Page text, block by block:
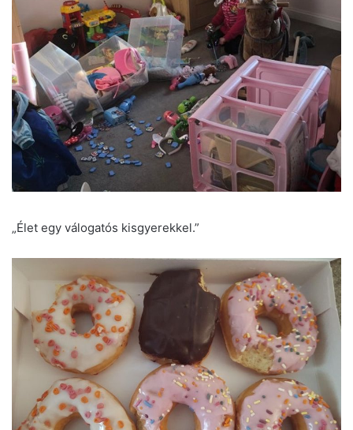
„Élet egy válogatós kisgyerekkel.”